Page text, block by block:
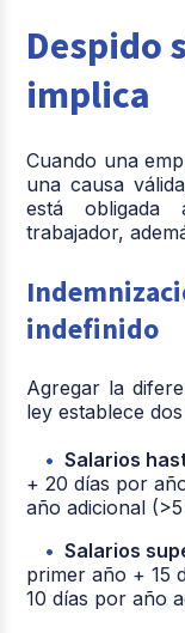
Despido
implica
Cuando una
una causa
está obligada
trabajador,
indefinido
Agregar la
ley establece
Salarios
+ 20 días por
año adicional
Salarios
primer año + 15
10 días por año